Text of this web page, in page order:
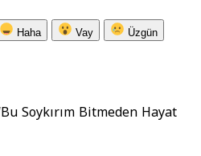
Haha Vay Üzgün
Soykırım Bitmeden Hayat